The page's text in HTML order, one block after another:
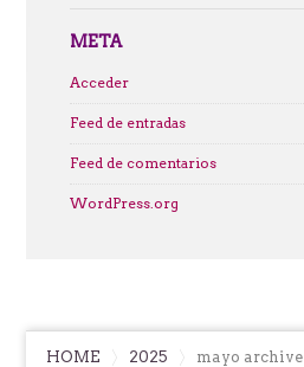
META
Acceder
Feed de entradas
Feed de comentarios
WordPress.org
HOME 2025 mayo archive